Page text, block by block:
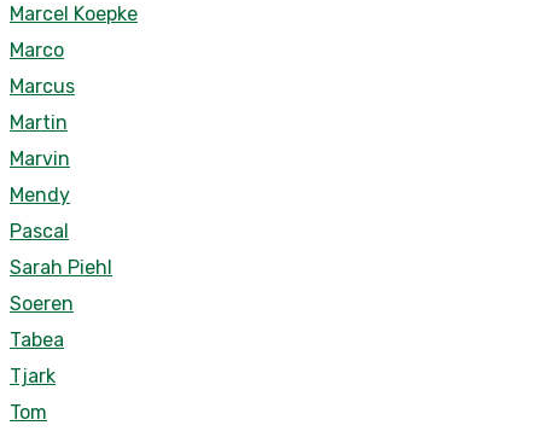
Marcel Koepke
Marco
Marcus
Martin
Marvin
Mendy
Pascal
Sarah Piehl
Soeren
Tabea
Tjark
Tom